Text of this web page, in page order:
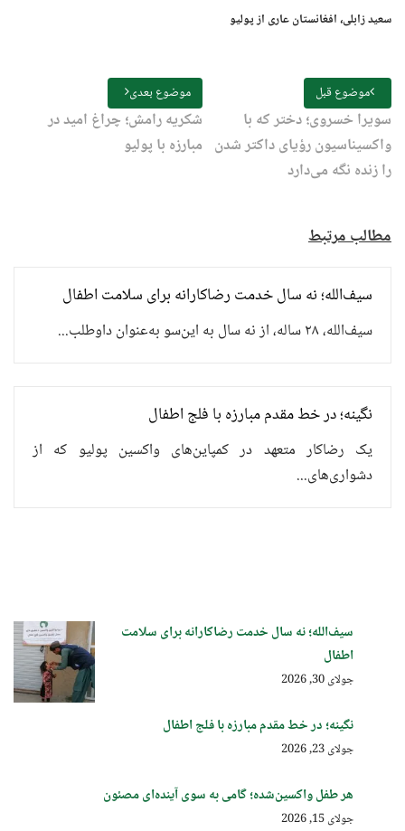
سعید زابلی، افغانستان عاری از پولیو
موضوع قبل
سویرا خسروی؛ دختر که با
واکسیناسیون رؤیای داکتر شدن
را زنده نگه می‌دارد
موضوع بعدی
شکریه رامش؛ چراغ امید در
مبارزه با پولیو
مطالب مرتبط
سیف‌الله؛ نه سال خدمت رضاکارانه برای سلامت اطفال
سیف‌الله، ۲۸ ساله، از نه سال به این‌سو به‌عنوان داوطلب...
نگینه؛ در خط مقدم مبارزه با فلج اطفال
یک رضاکار متعهد در کمپاین‌های واکسین پولیو که از
دشواری‌های...
سیف‌الله؛ نه سال خدمت رضاکارانه برای سلامت
اطفال
جولای 30, 2026
نگینه؛ در خط مقدم مبارزه با فلج اطفال
جولای 23, 2026
هر طفل واکسین‌شده؛ گامی به سوی آینده‌ای مصئون
جولای 15, 2026